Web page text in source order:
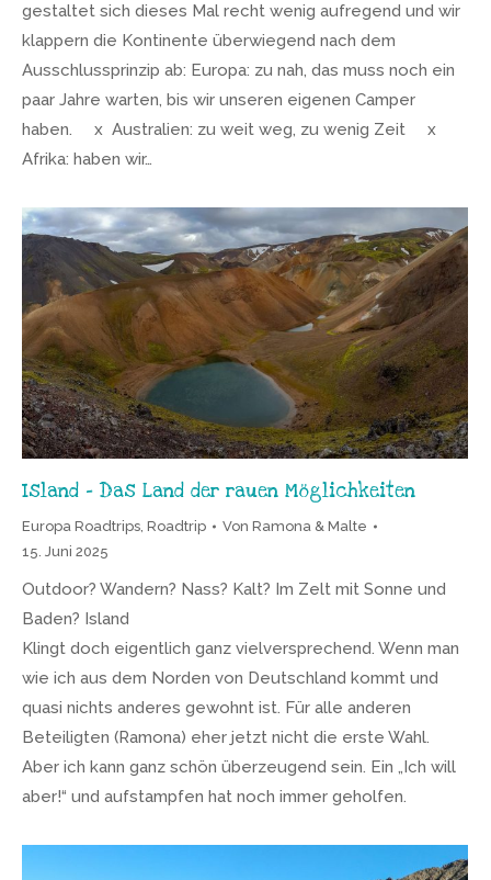
gestaltet sich dieses Mal recht wenig aufregend und wir
klappern die Kontinente überwiegend nach dem
Ausschlussprinzip ab: Europa: zu nah, das muss noch ein
paar Jahre warten, bis wir unseren eigenen Camper
haben. x Australien: zu weit weg, zu wenig Zeit x
Afrika: haben wir…
Island – Das Land der rauen Möglichkeiten
Europa Roadtrips, Roadtrip Von Ramona & Malte
15. Juni 2025
Outdoor? Wandern? Nass? Kalt? Im Zelt mit Sonne und
Baden? Island
Klingt doch eigentlich ganz vielversprechend. Wenn man
wie ich aus dem Norden von Deutschland kommt und
quasi nichts anderes gewohnt ist. Für alle anderen
Beteiligten (Ramona) eher jetzt nicht die erste Wahl.
Aber ich kann ganz schön überzeugend sein. Ein „Ich will
aber!“ und aufstampfen hat noch immer geholfen.